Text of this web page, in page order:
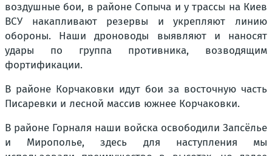
воздушные бои, в районе Сопыча и у трассы на Киев
ВСУ накапливают резервы и укрепляют линию
обороны. Наши дроноводы выявляют и наносят
удары по группа противника, возводящим
фортификации.
В районе Корчаковки идут бои за восточную часть
Писаревки и лесной массив южнее Корчаковки.
В районе Горналя наши войска освободили Запсёлье
и Мирополье, здесь для наступления мы